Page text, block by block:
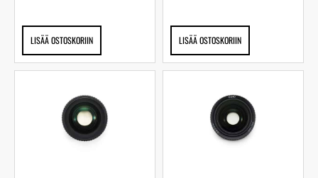
LISÄÄ OSTOSKORIIN LISÄÄ OSTOSKORIIN